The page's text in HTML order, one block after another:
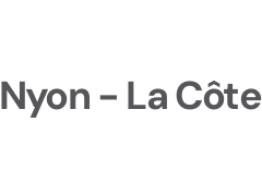
Nyon - La Côte